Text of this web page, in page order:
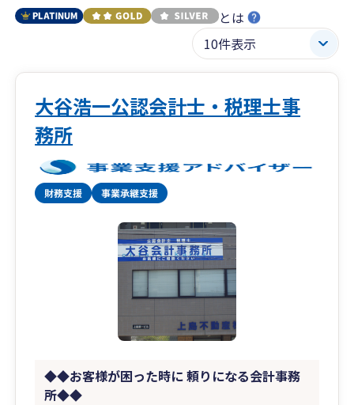
とは
大谷浩一公認会計士・税理士事
務所
◆◆お客様が困った時に 頼りになる会計事務
所◆◆